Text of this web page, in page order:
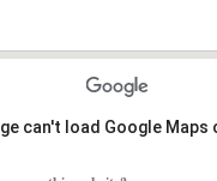
can't load Google